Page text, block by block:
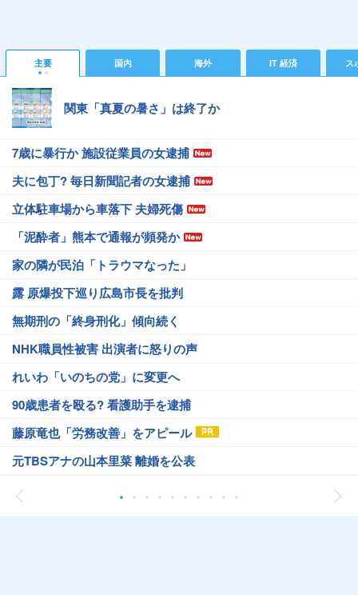
主要 国内 海外 IT 経済 ス
関東「真夏の暑さ」は終了か
7歳に暴行か 施設従業員の女逮捕
夫に包丁? 毎日新聞記者の女逮捕
立体駐車場から車落下 夫婦死傷
「泥酔者」熊本で通報が頻発か
家の隣が民泊「トラウマなった」
露 原爆投下巡り広島市長を批判
無期刑の「終身刑化」傾向続く
NHK職員性被害 出演者に怒りの声
れいわ「いのちの党」に変更へ
90歳患者を殴る? 看護助手を逮捕
藤原竜也「労務改善」をアピール
元TBSアナの山本里菜 離婚を公表